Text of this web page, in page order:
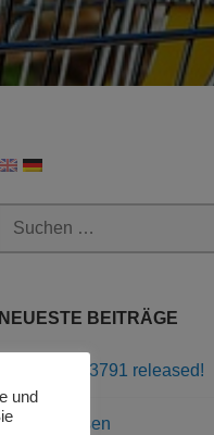
NEUESTE BEITRÄGE
Version 3.0.3791 released!
und